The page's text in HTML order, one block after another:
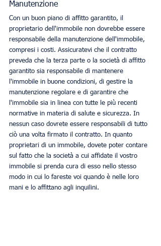
Manutenzione
Con un buon piano di affitto garantito, il
proprietario dell'immobile non dovrebbe essere
responsabile della manutenzione dell'immobile,
compresi i costi. Assicuratevi che il contratto
preveda che la terza parte o la società di affitto
garantito sia responsabile di mantenere
l'immobile in buone condizioni, di gestire la
manutenzione regolare e di garantire che
l'immobile sia in linea con tutte le più recenti
normative in materia di salute e sicurezza. In
nessun caso dovrete essere responsabili di tutto
ciò una volta firmato il contratto. In quanto
proprietari di un immobile, dovete poter contare
sul fatto che la società a cui affidate il vostro
immobile si prenda cura di esso nello stesso
modo in cui lo fareste voi quando è nelle loro
mani e lo affittano agli inquilini.